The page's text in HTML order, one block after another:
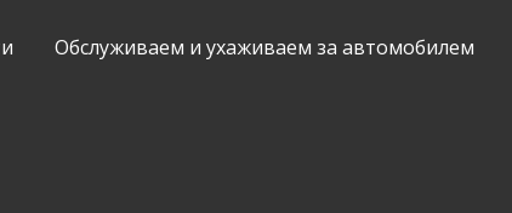
Обслуживаем и ухаживаем за автомобилем